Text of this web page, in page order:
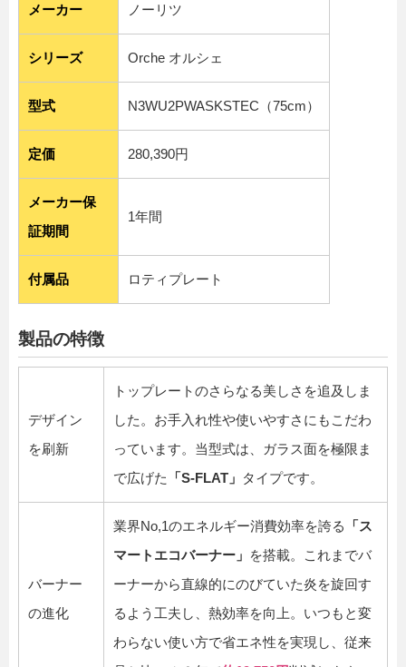
メーカー ノーリツ
シリーズ Orche オルシェ
型式 N3WU2PWASKSTEC（75cm）
定価 280,390円
メーカー保
証期間
1年間
付属品 ロティプレート
製品の特徴
デザイン
を刷新
トップレートのさらなる美しさを追及しま
した。お手入れ性や使いやすさにもこだわ
っています。当型式は、ガラス面を極限ま
で広げた
「S-FLAT」 タイプです。
バーナー
の進化
業界No,1のエネルギー消費効率を誇る
「ス
マートエコバーナー」 を搭載。これまでバ
ーナーから直線的にのびていた炎を旋回す
るよう工夫し、熱効率を向上。いつもと変
わらない使い方で省エネ性を実現し、従来